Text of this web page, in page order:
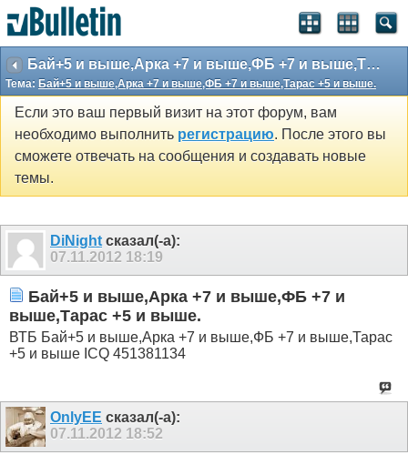
Бай+5 и выше,Арка +7 и выше,ФБ +7 и выше,Тарас +5 и выше.
Тема: Бай+5 и выше,Арка +7 и выше,ФБ +7 и выше,Тарас +5 и выше.
Если это ваш первый визит на этот форум, вам
необходимо выполнить регистрацию. После этого вы
сможете отвечать на сообщения и создавать новые
темы.
DiNight сказал(-а):
07.11.2012 18:19
Бай+5 и выше,Арка +7 и выше,ФБ +7 и
выше,Тарас +5 и выше.
ВТБ Бай+5 и выше,Арка +7 и выше,ФБ +7 и выше,Тарас
+5 и выше ICQ 451381134
OnlyEE сказал(-а):
07.11.2012 18:52